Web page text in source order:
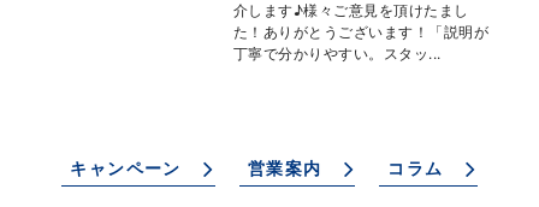
介します♪様々ご意見を頂けたまし
た！ありがとうございます！「説明が
丁寧で分かりやすい。スタッ...
キャンペーン 営業案内 コラム